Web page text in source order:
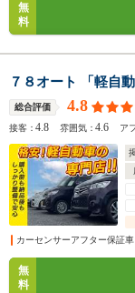
無
料
７８オート 「軽自
総合評価 4.8
接客：4.8 雰囲気：4.6 ア
カーセンサーアフター保証車
無
料